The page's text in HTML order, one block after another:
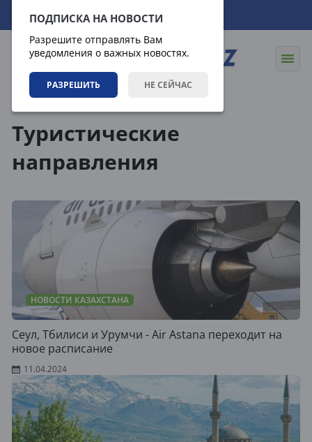
ПОДПИСКА НА НОВОСТИ
Разрешите отправлять Вам
уведомления о важных новостях.
РАЗРЕШИТЬ НЕ СЕЙЧАС
09.08.2026 17:57:55
Туристические
направления
НОВОСТИ КАЗАХСТАНА
Сеул, Тбилиси и Урумчи - Air Astana переходит на
новое расписание
11.04.2024